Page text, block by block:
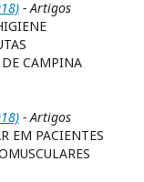
- Artigos
CAMPINA
- Artigos
EM PACIENTES